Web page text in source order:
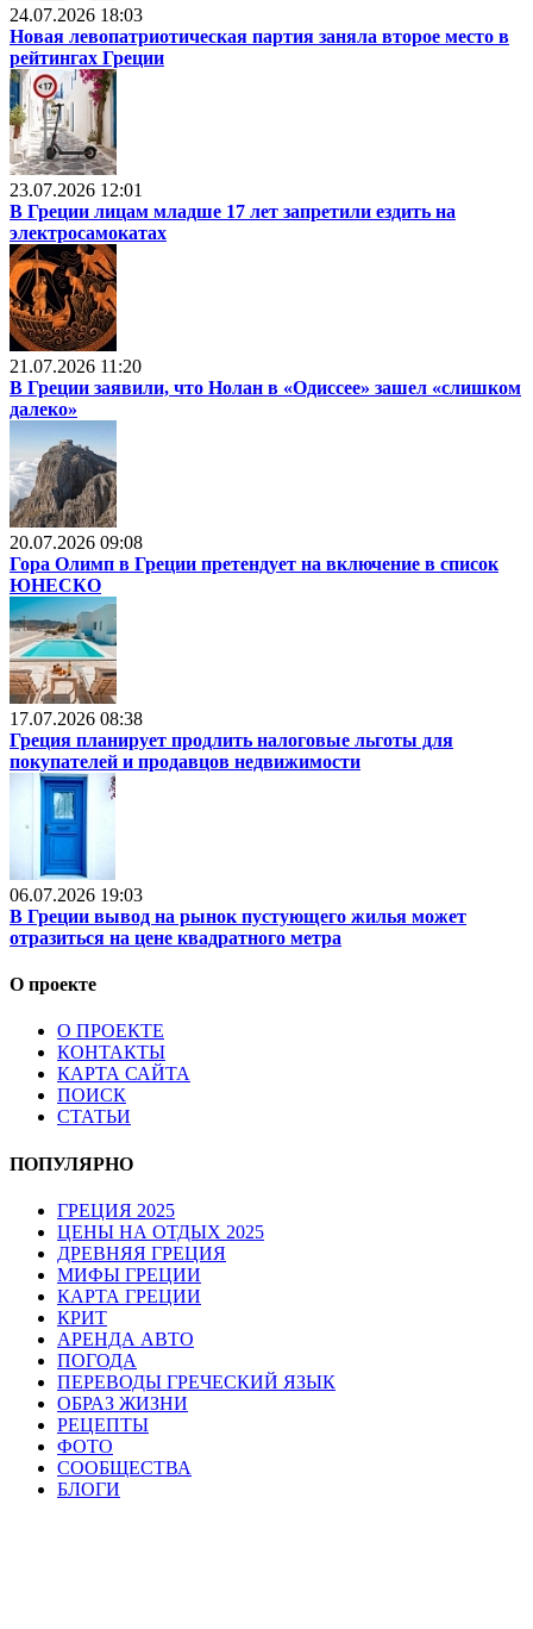
24.07.2026 18:03
Новая левопатриотическая партия заняла второе место в
рейтингах Греции
23.07.2026 12:01
В Греции лицам младше 17 лет запретили ездить на
электросамокатах
21.07.2026 11:20
В Греции заявили, что Нолан в «Одиссее» зашел «слишком
далеко»
20.07.2026 09:08
Гора Олимп в Греции претендует на включение в список
ЮНЕСКО
17.07.2026 08:38
Греция планирует продлить налоговые льготы для
покупателей и продавцов недвижимости
06.07.2026 19:03
В Греции вывод на рынок пустующего жилья может
отразиться на цене квадратного метра
О проекте
О ПРОЕКТЕ
КОНТАКТЫ
КАРТА САЙТА
ПОИСК
СТАТЬИ
ПОПУЛЯРНО
ГРЕЦИЯ 2025
ЦЕНЫ НА ОТДЫХ 2025
ДРЕВНЯЯ ГРЕЦИЯ
МИФЫ ГРЕЦИИ
КАРТА ГРЕЦИИ
КРИТ
АРЕНДА АВТО
ПОГОДА
ПЕРЕВОДЫ ГРЕЧЕСКИЙ ЯЗЫК
ОБРАЗ ЖИЗНИ
РЕЦЕПТЫ
ФОТО
СООБЩЕСТВА
БЛОГИ